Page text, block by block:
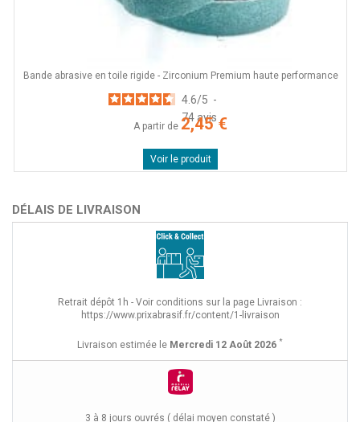
Bande abrasive en toile rigide - Zirconium Premium haute performance
4.6/5 -
74 avis
A partir de 2,45 €
Voir le produit
DÉLAIS DE LIVRAISON
Retrait dépôt 1h - Voir conditions sur la page Livraison :
https://www.prixabrasif.fr/content/1-livraison
Livraison estimée le Mercredi 12 Août 2026 *
3 à 8 jours ouvrés ( délai moyen constaté )